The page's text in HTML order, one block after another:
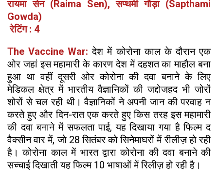
रायमा सेन (Raima Sen), सप्थमी गौड़ा (Sapthami
Gowda)
रेटिंग : 4
The Vaccine War: देश में कोरोना काल के दौरान एक
ओर जहां इस महामारी के कारण देश में दहशत का माहौल बना
हुआ था वहीं दूसरी ओर कोरोना की दवा बनाने के लिए
मेडिकल क्षेत्र में भारतीय वैज्ञानिकों की जद्दोजहद भी जोरों
शोरों से चल रही थी। वैज्ञानिकों ने अपनी जान की परवाह न
करते हुए और दिन-रात एक करते हुए किस तरह इस महामारी
की दवा बनाने में सफलता पाई, यह दिखाया गया है फिल्म द
वैक्सीन वार में, जो 28 सितंबर को सिनेमाघरों में रीलीज़ हो रही
है। कोरोना काल में भारत द्वारा कोरोना की दवा बनाने की
सच्चाई दिखाती यह फिल्म 10 भाषाओं में रिलीज़ हो रही है।